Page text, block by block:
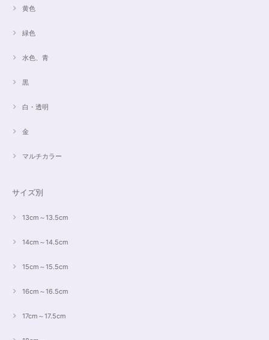
黄色
緑色
水色、青
黒
白・透明
金
マルチカラー
サイズ別
13cm～13.5cm
14cm～14.5cm
15cm～15.5cm
16cm～16.5cm
17cm～17.5cm